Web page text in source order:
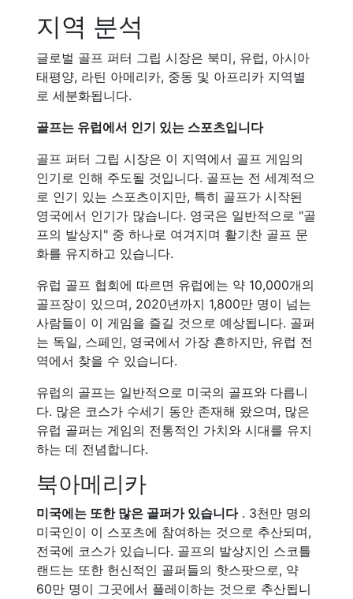
지역 분석
글로벌 골프 퍼터 그립 시장은 북미, 유럽, 아시아
태평양, 라틴 아메리카, 중동 및 아프리카 지역별
로 세분화됩니다.
골프는 유럽에서 인기 있는 스포츠입니다
골프 퍼터 그립 시장은 이 지역에서 골프 게임의
인기로 인해 주도될 것입니다. 골프는 전 세계적으
로 인기 있는 스포츠이지만, 특히 골프가 시작된
영국에서 인기가 많습니다. 영국은 일반적으로 "골
프의 발상지" 중 하나로 여겨지며 활기찬 골프 문
화를 유지하고 있습니다.
유럽 골프 협회에 따르면 유럽에는 약 10,000개의
골프장이 있으며, 2020년까지 1,800만 명이 넘는
사람들이 이 게임을 즐길 것으로 예상됩니다. 골퍼
는 독일, 스페인, 영국에서 가장 흔하지만, 유럽 전
역에서 찾을 수 있습니다.
유럽의 골프는 일반적으로 미국의 골프와 다릅니
다. 많은 코스가 수세기 동안 존재해 왔으며, 많은
유럽 골퍼는 게임의 전통적인 가치와 시대를 유지
하는 데 전념합니다.
북아메리카
미국에는 또한 많은 골퍼가 있습니다. 3천만 명의
미국인이 이 스포츠에 참여하는 것으로 추산되며,
전국에 코스가 있습니다. 골프의 발상지인 스코틀
랜드는 또한 헌신적인 골퍼들의 핫스팟으로, 약
60만 명이 그곳에서 플레이하는 것으로 추산됩니